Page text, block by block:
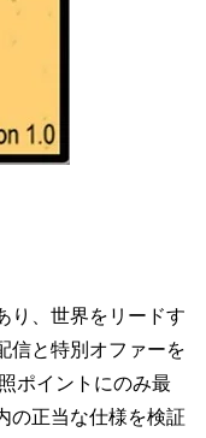
り、世界をリードす
信と特別オファーを
ポイントにのみ最
の正当な仕様を検証